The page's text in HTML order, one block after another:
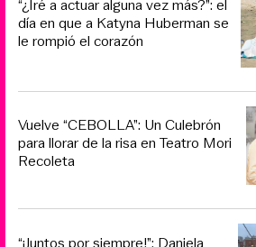
“¿Iré a actuar alguna vez más?”: el
día en que a Katyna Huberman se
le rompió el corazón
Vuelve “CEBOLLA”: Un Culebrón
para llorar de la risa en Teatro Mori
Recoleta